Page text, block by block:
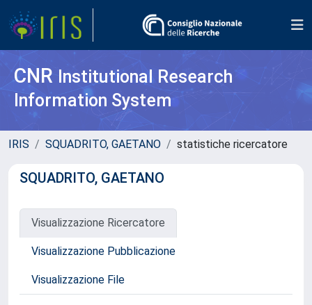
CNR Institutional Research
Information System
IRIS SQUADRITO, GAETANO statistiche ricercatore
SQUADRITO, GAETANO
Visualizzazione Ricercatore
Visualizzazione Pubblicazione
Visualizzazione File